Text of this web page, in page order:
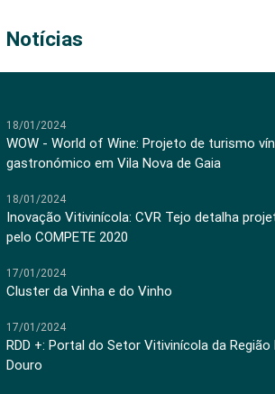
Notícias
18/01/2024
WOW - World of Wine: Projeto de turismo
gastronómico em Vila Nova de Gaia
18/01/2024
Inovação Vitivinícola: CVR Tejo detalha
pelo COMPETE 2020
17/01/2024
Cluster da Vinha e do Vinho
17/01/2024
RDD +: Portal do Setor Vitivinícola da Região
Douro